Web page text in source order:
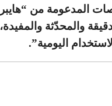
المدعومة من “هايبر
والمحدّثة والمفيدة،
اليومية”.